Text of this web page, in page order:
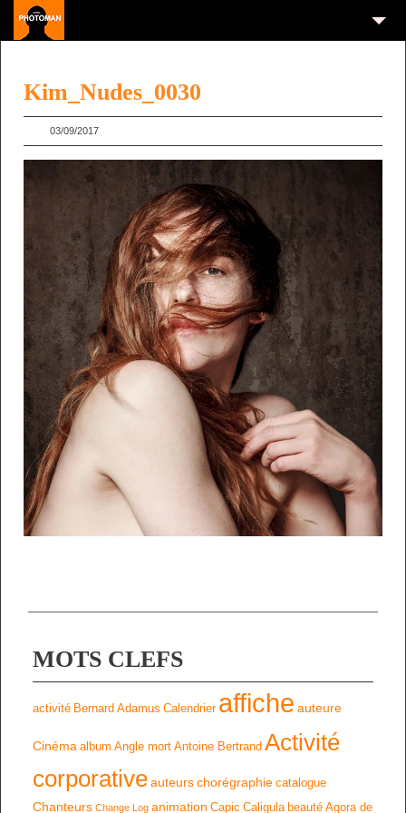
Kim_Nudes_0030
03/09/2017
MOTS CLEFS
activité Bernard Adamus Calendrier affiche auteure
Cinéma album Angle mort Antoine Bertrand Activité
corporativeauteurschorégraphie catalogue
Chanteurs Change Log animation Capic Caligula beauté Agora de